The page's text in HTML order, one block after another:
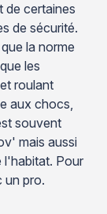
de certaines
de sécurité.
la norme
les
roulant
aux chocs,
souvent
mais aussi
l'habitat. Pour
un pro.